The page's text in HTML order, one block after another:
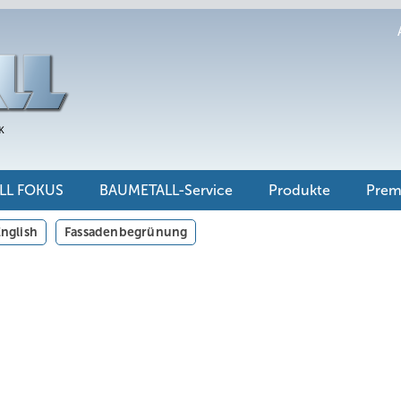
FOKUS BAUMETALL-Service Produkte
Fassadenbegrünung